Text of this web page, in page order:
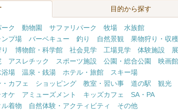
目的から探す
ク 動物園 サファリパーク 牧場
水族館
ンプ場 バーベキュー 釣り 自然景観
果物狩り・収
博物館・科学館 社会見学 工場見学 体験施設
アスレチック スポーツ施設 公園・総合公園
映画館
場 温泉・銭湯 ホテル・旅館
スキー場
カフェ ショッピング 教室・習い事 道の駅
観光
オケ アミューズメント キッズカフェ
SA・PA
着物 自然体験・アクティビティ その他